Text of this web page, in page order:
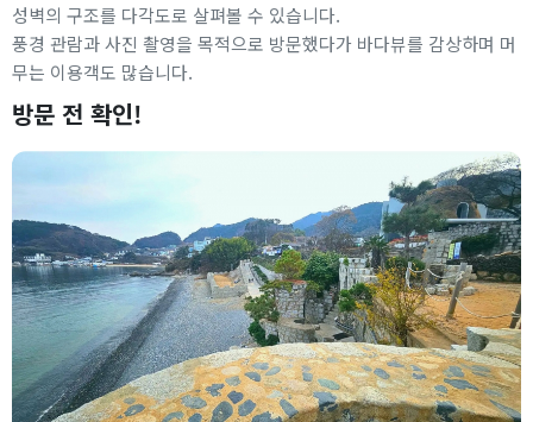
성벽의 구조를 다각도로 살펴볼 수 있습니다.
풍경 관람과 사진 촬영을 목적으로 방문했다가 바다뷰를 감상하며 머
무는 이용객도 많습니다.
방문 전 확인!